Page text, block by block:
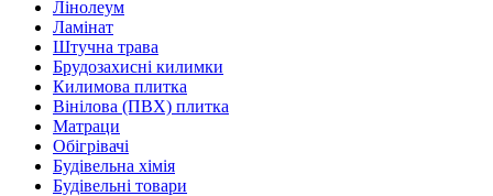
Лінолеум
Ламінат
Штучна трава
Брудозахисні килимки
Килимова плитка
Вінілова (ПВХ) плитка
Матраци
Обігрівачі
Будівельна хімія
Будівельні товари